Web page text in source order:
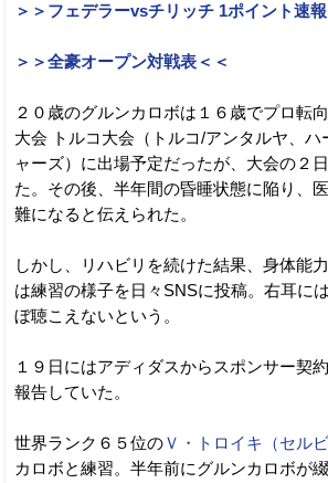
＞＞フェデラーvsチリッチ 1ポイント速報
＞＞全豪オープン対戦表＜＜
２０歳のグルンカロボは１６歳でプロ転
大会 トルコ大会（トルコ/アンタルヤ、ハ
ャーズ）に出場予定だったが、大会の２
た。その後、半年間の昏睡状態に陥り、
難になると伝えられた。
しかし、リハビリを続けた結果、身体能
は練習の様子を日々SNSに投稿。右耳に
ぼ聴こえないという。
１９日にはアディダスからスポンサー契
報告していた。
世界ランク６５位のＶ・トロイキ（セルビ
カロボと練習。半年前にグルンカロボが